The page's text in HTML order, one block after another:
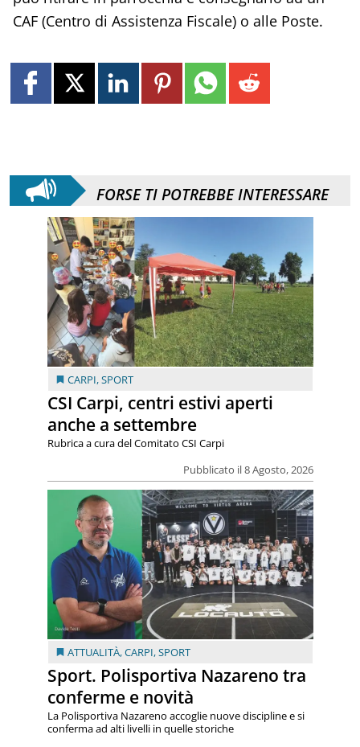
CAF (Centro di Assistenza Fiscale) o alle Poste.
FORSE TI POTREBBE INTERESSARE
CARPI,SPORT
CSI Carpi, centri estivi aperti
anche a settembre
Pubblicato il 8 Agosto, 2026
Rubrica a cura del Comitato CSI Carpi
ATTUALITÀ,CARPI,SPORT
Sport. Polisportiva Nazareno tra
conferme e novità
La Polisportiva Nazareno accoglie nuove discipline e si
conferma ad alti livelli in quelle storiche